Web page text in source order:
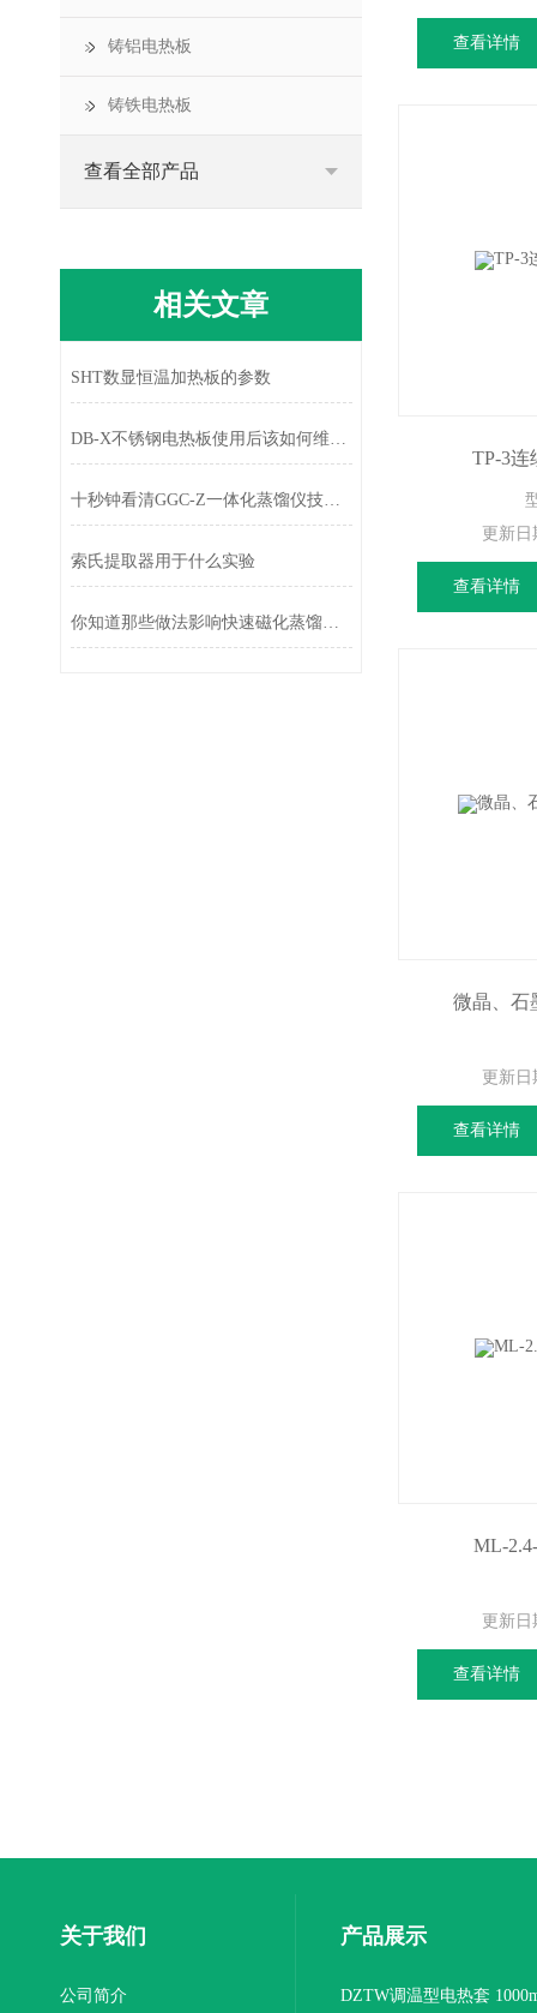
铸铝电热板
铸铁电热板
查看全部产品
相关文章
SHT数显恒温加热板的参数
DB-X不锈钢电热板使用后该如何维护？
十秒钟看清GGC-Z一体化蒸馏仪技术参数
索氏提取器用于什么实验
你知道那些做法影响快速磁化蒸馏仪的工作
查看详情
TP-3连
更新日
查看详情
微晶、石
更新日
查看详情
ML-
更新日
查看详情
关于我们
公司简介
产品展示
DZTW调温型电热套